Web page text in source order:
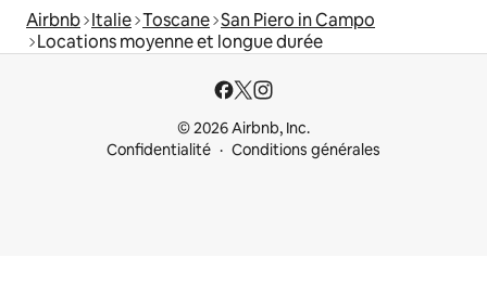
Airbnb Italie Toscane San Piero in Campo
Locations moyenne et longue durée
© 2026 Airbnb, Inc.
Confidentialité
Conditions générales